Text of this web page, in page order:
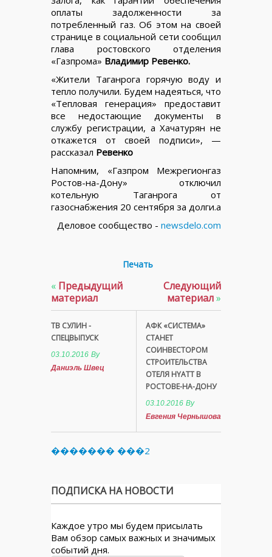
оплаты задолженности за
потребленный газ. Об этом на своей
странице в социальной сети сообщил
глава ростовского отделения
«Газпрома» Владимир Ревенко.
«Жители Таганрога горячую воду и
тепло получили. Будем надеяться, что
«Тепловая генерация» предоставит
все недостающие документы в
службу регистрации, а Хачатурян не
откажется от своей подписи», —
рассказал Ревенко
Напомним, «Газпром Межрегионгаз
Ростов-на-Дону» отключил
котельную Таганрога от
газоснабжения 20 сентября за долги.a
Деловое сообщество - newsdelo.com
Печать
« Предыдущий
материал
ТВ СУЛИН -
СПЕЦВЫПУСК
03.10.2016 By
Даниэль Швец
Следующий
материал»
АФК «СИСТЕМА»
СТАНЕТ
СОИНВЕСТОРОМ
СТРОИТЕЛЬСТВА
ОТЕЛЯ HYATT В
РОСТОВЕ-НА-ДОНУ
03.10.2016 By
Евгения Чернышова
������� ���2
ПОДПИСКА НА НОВОСТИ
Каждое утро мы будем присылать
Вам обзор самых важных и значимых
событий дня.